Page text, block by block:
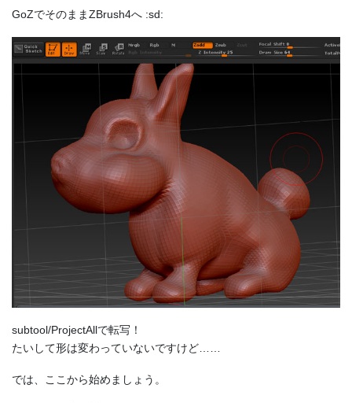
GoZでそのままZBrush4へ :sd:
subtool/ProjectAllで転写！
たいして形は変わっていないですけど……
では、ここから始めましょう。